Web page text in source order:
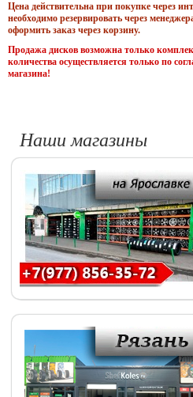
Цена действительна при покупке через
необходимо резервировать через
оформить заказ через корзину.
Продажа дисков возможна только
количества осуществляется только по
магазина!
Наши магазины